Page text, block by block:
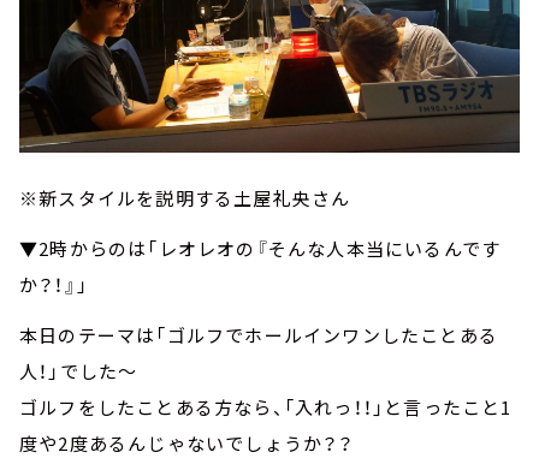
※新スタイルを説明する土屋礼央さん
▼2時からのは「レオレオの『そんな人本当にいるんです
か？！』」
本日のテーマは「ゴルフでホールインワンしたことある
人！」でした～
ゴルフをしたことある方なら、「入れっ！！」と言ったこと1
度や2度あるんじゃないでしょうか？？